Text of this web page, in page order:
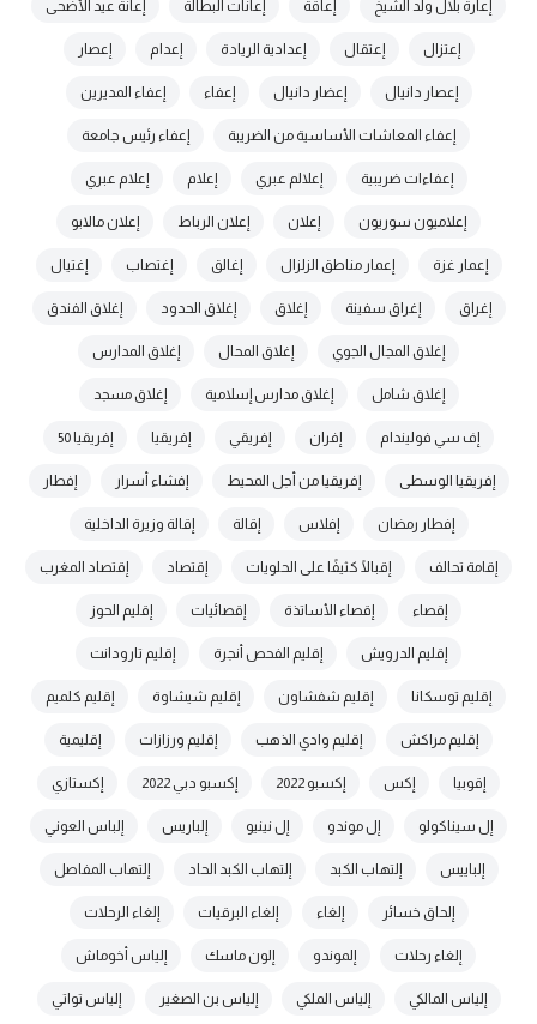
إعارة بلال ولد الشيخ إعاقة إعانات البطالة إعانة عيد الأضحى
إعتزال إعتقال إعدادية الريادة إعدام إعصار
إعصار دانيال إعضار دانيال إعفاء إعفاء المديرين
إعفاء المعاشات الأساسية من الضريبة إعفاء رئيس جامعة
إعفاءات ضريبية إعلالم عبري إعلام إعلام عبري
إعلاميون سوريون إعلان إعلان الرباط إعلان مالابو
إعمار غزة إعمار مناطق الزلزال إغالق إغتصاب إغتيال
إغراق إغراق سفينة إغلاق إغلاق الحدود إغلاق الفندق
إغلاق المجال الجوي إغلاق المحال إغلاق المدارس
إغلاق شامل إغلاق مدارس إسلامية إغلاق مسجد
إف سي فوليندام إفران إفريقي إفريقيا إفريقيا 50
إفريقيا الوسطى إفريقيا من أجل المحيط إفشاء أسرار إفطار
إفطار رمضان إفلاس إقالة إقالة وزيرة الداخلية
إقامة تحالف إقبالًا كثيفًا على الحلويات إقتصاد إقتصاد المغرب
إقصاء إقصاء الأساتذة إقصائيات إقليم الحوز
إقليم الدرويش إقليم الفحص أنجرة إقليم تارودانت
إقليم توسكانا إقليم شفشاون إقليم شيشاوة إقليم كلميم
إقليم مراكش إقليم وادي الذهب إقليم ورزازات إقليمية
إقوبيا إكس إكسبو 2022 إكسبو دبي 2022 إكستازي
إل سيناكولو إل موندو إل نينيو إلباريس إلباس العوني
إلباييس إلتهاب الكبد إلتهاب الكبد الحاد إلتهاب المفاصل
إلحاق خسائر إلغاء إلغاء البرقيات إلغاء الرحلات
إلغاء رحلات إلموندو إلون ماسك إلياس أخوماش
إلياس المالكي إلياس الملكي إلياس بن الصغير إلياس تواتي